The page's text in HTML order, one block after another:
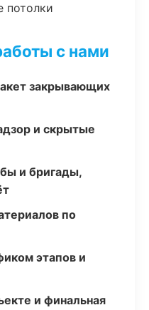
потолки
с нами
закрывающих
и скрытые
и бригады,
по
этапов и
и финальная